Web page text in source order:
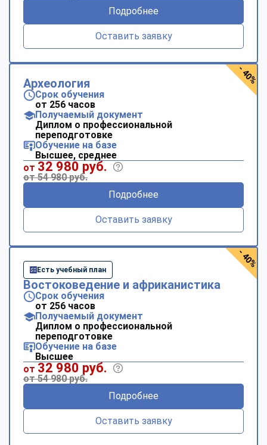
Подробнее
Оставить заявку
Археология
Срок обучения
от 256 часов
Получаемый документ
Диплом о профессиональной
переподготовке
Обучение на базе
Высшее, среднее
от 32 980 руб.
от 54 980 руб.
Подробнее
Оставить заявку
- 40%
Есть учебный план
Востоковедение и африканистика
Срок обучения
от 256 часов
Получаемый документ
Диплом о профессиональной
переподготовке
Обучение на базе
Высшее
от 32 980 руб.
от 54 980 руб.
Подробнее
Оставить заявку
- 40%